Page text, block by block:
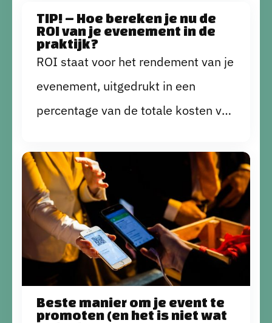
je? Waarschijnlijk was je gestrest en
paniekerig. De kans is echter groot
dat je wel de vlucht hebt gehaald.
Zo voelt het ongeveer als je geen
duidelijke plattegrond hebt voor je
TIP! – Hoe bereken je nu de
ROI van je evenement in de
praktijk?
ROI staat voor het rendement van je
evenement, uitgedrukt in een
percentage van de totale kosten van
precies in de praktijk en hoe
bereken je de ROI van je
evenement?
Beste manier om je event te
promoten (en het is niet wat